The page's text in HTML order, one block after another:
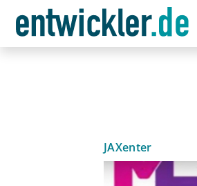
JAXenter